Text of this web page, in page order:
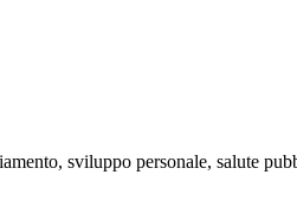
sviluppo personale, salute